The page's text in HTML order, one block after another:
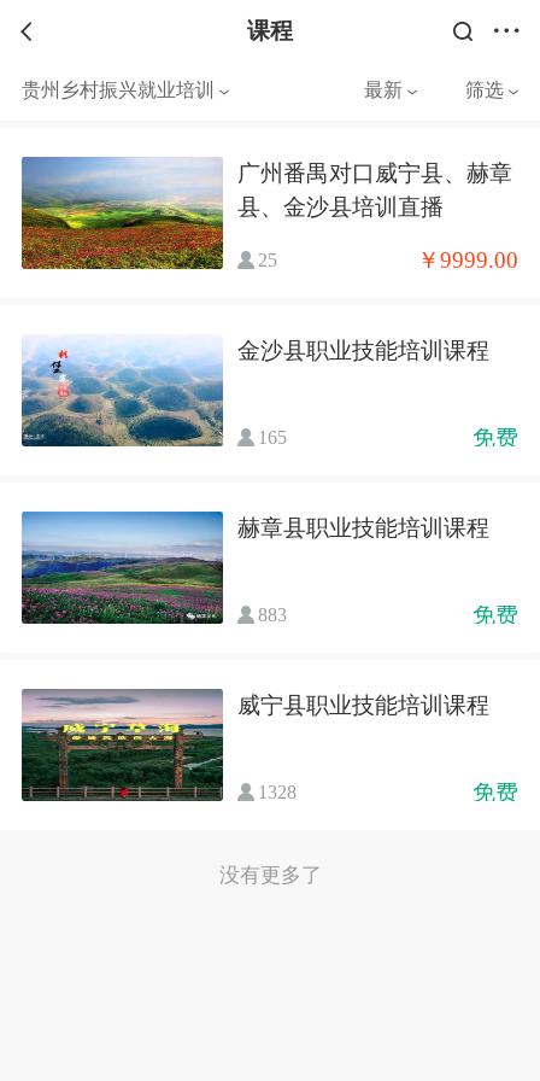
课程
贵州乡村振兴就业培训 最新 筛选
广州番禺对口威宁县、赫章
县、金沙县培训直播
25 ￥9999.00
金沙县职业技能培训课程
165 免费
赫章县职业技能培训课程
883 免费
威宁县职业技能培训课程
1328 免费
没有更多了